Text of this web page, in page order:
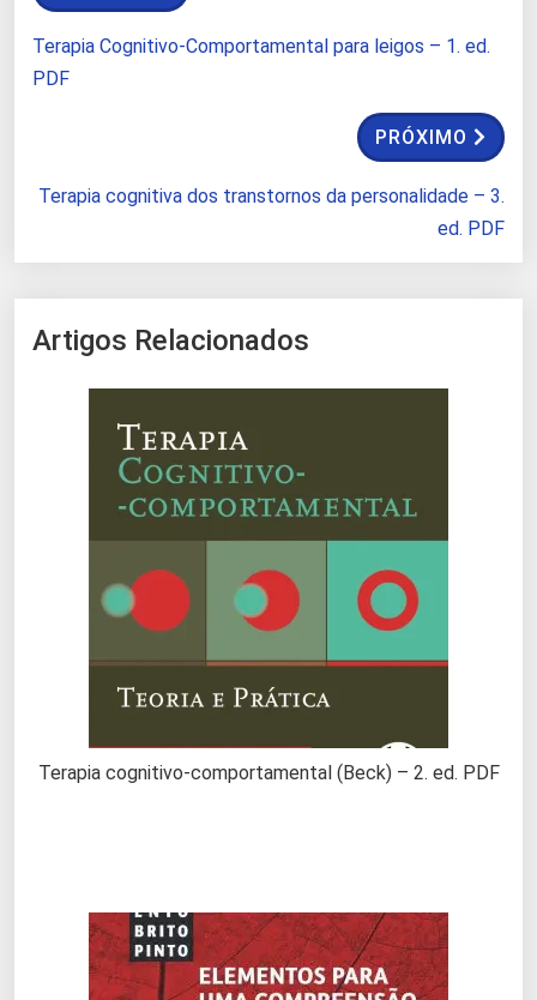
Terapia Cognitivo-Comportamental para leigos – 1. ed.
PDF
PRÓXIMO
Terapia cognitiva dos transtornos da personalidade – 3.
ed. PDF
Artigos Relacionados
Terapia cognitivo-comportamental (Beck) – 2. ed. PDF